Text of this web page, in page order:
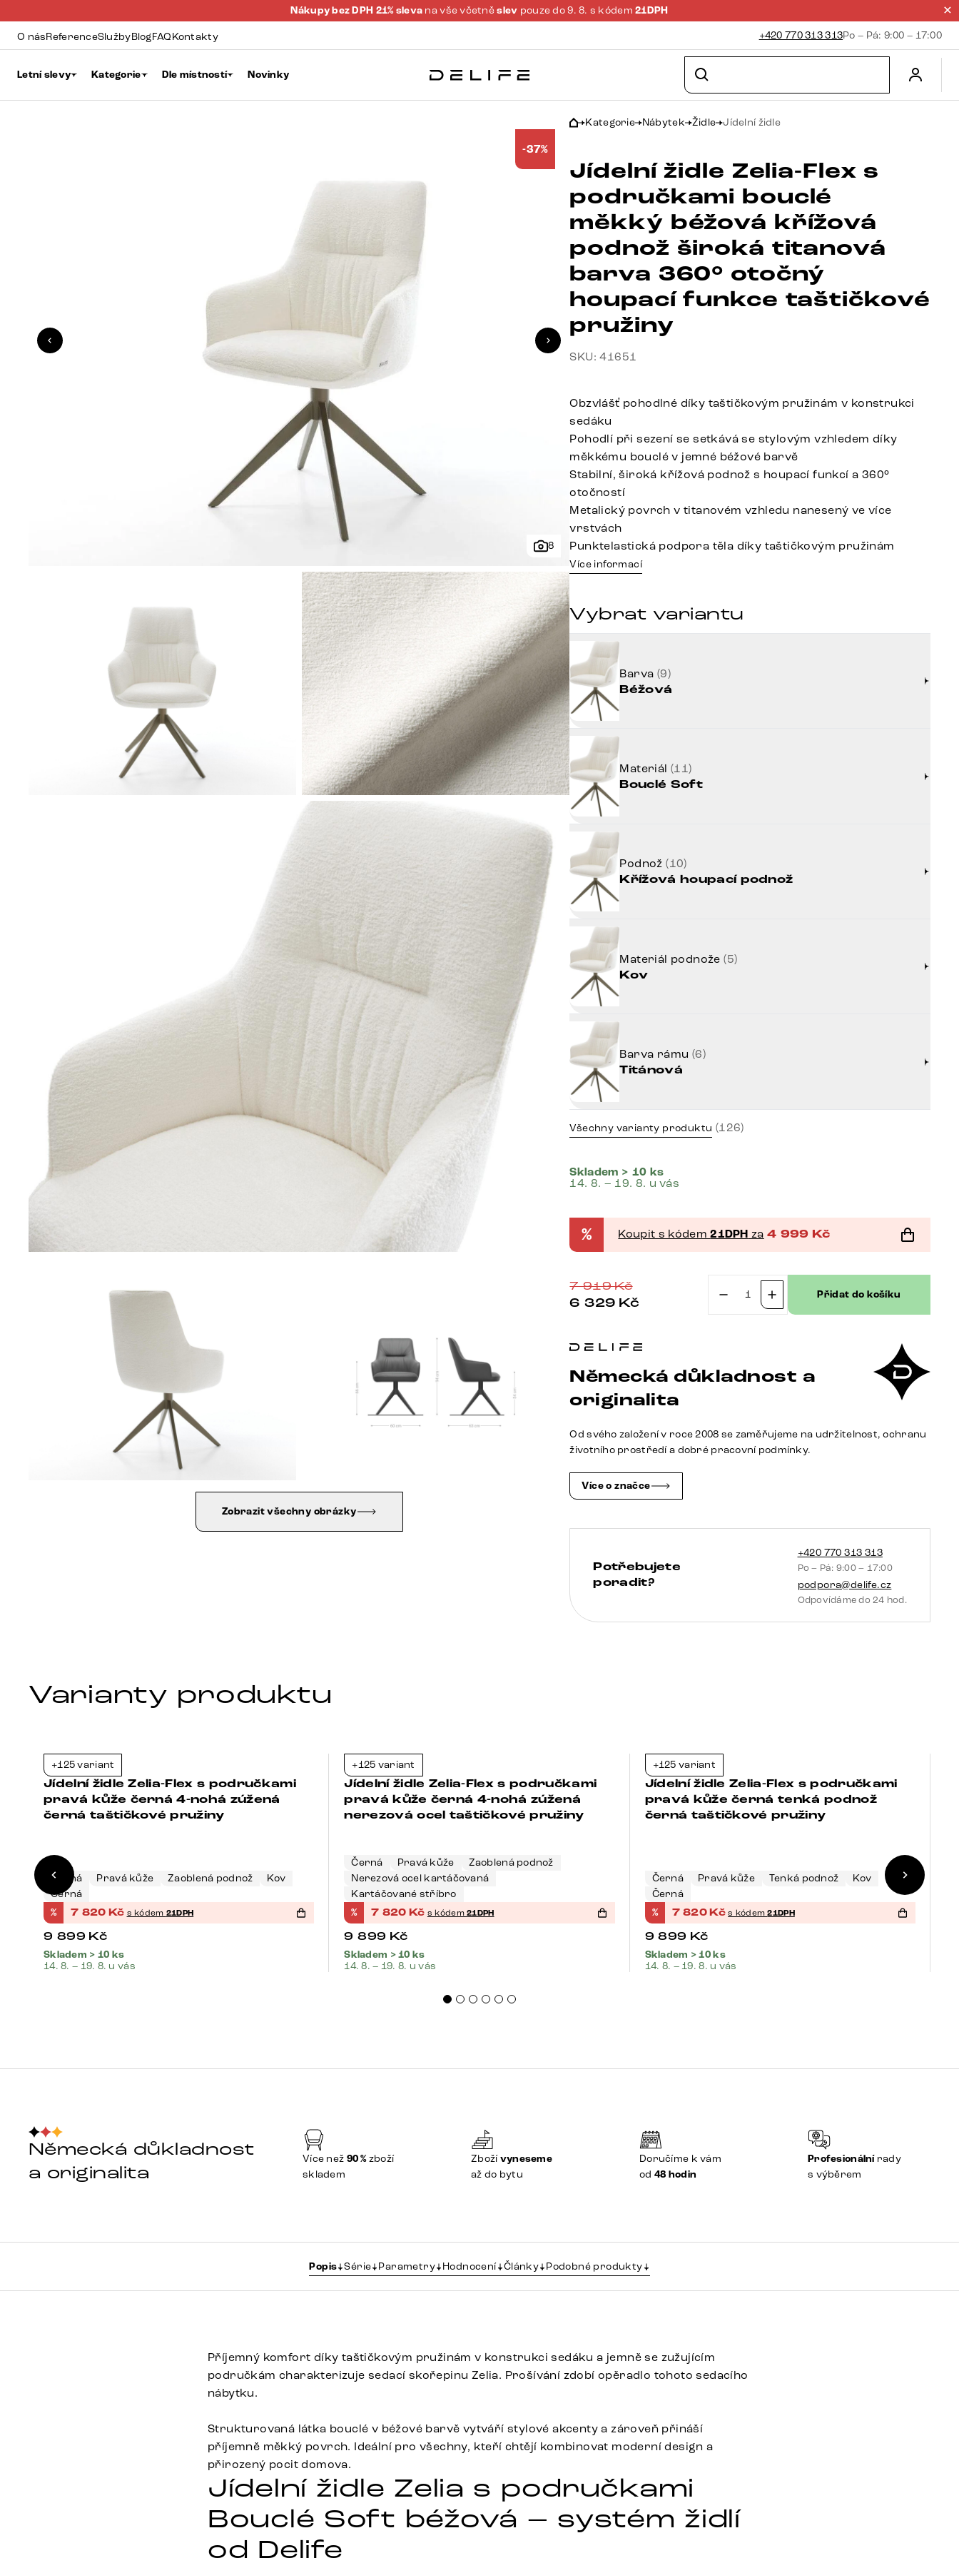
Nákupy bez DPH 21% sleva na vše včetněslev pouze do 9. 8. s kódem21DPH
O násReferenceSlužbyBlogFAQKontakty +420 770 313 313Po – Pá: 9:00 – 17:00
Letní slevy Kategorie Dle místností Novinky
8
-37%
Zobrazit všechny obrázky
Kategorie Nábytek Židle Jídelní židle
Jídelní židle Zelia-Flex s
područkami bouclé
měkký béžová křížová
podnož široká titanová
barva 360° otočný
houpací funkce taštičkové
pružiny
SKU: 41651
Obzvlášť pohodlné díky taštičkovým pružinám v konstrukci
sedáku
Pohodlí při sezení se setkává se stylovým vzhledem díky
měkkému bouclé v jemné béžové barvě
Stabilní, široká křížová podnož s houpací funkcí a 360°
otočností
Metalický povrch v titanovém vzhledu nanesený ve více
vrstvách
Punktelastická podpora těla díky taštičkovým pružinám
Více informací
Vybrat variantu
Barva (9)
Béžová
Materiál (11)
Bouclé Soft
Podnož(10)
Křížová houpací podnož
Materiál podnože(5)
Kov
Barva rámu (6)
Titánová
Všechny varianty produktu (126)
Skladem > 10 ks
14. 8. – 19. 8. u vás
% Koupit s kódem21DPH za 4 999 Kč
7 919Kč
6 329 Kč
s
měkký
béžová
taštičkové
Přidat do košíku
Německá důkladnost a
originalita
Od svého založení v roce 2008 se zaměřujeme na udržitelnost, ochranu
životního prostředí a dobré pracovní podmínky.
Více o značce
Potřebujete
poradit?
+420 770 313 313
Po – Pá: 9:00 – 17:00
podpora@delife.cz
Odpovídáme do 24 hod.
Varianty produktu
+125 variant
Jídelní židle Zelia-Flex s područkami
pravá kůže černá 4-nohá zúžená
černá taštičkové pružiny
Černá Pravá kůže Zaoblená podnož
Kov
Černá
% 7 820 Kč s kódem 21DPH
9 899 Kč
Skladem > 10 ks
14. 8. – 19. 8. u vás
+125 variant
Jídelní židle Zelia-Flex s područkami
pravá kůže černá 4-nohá zúžená
nerezová ocel taštičkové pružiny
Černá Pravá kůže
Zaoblená podnož
Nerezová ocel kartáčovaná
Kartáčované stříbro
% 7 820Kč s kódem21DPH
9 899 Kč
Skladem > 10 ks
14. 8. – 19. 8. u vás
+125 variant
Jídelní židle Zelia-Flex s područkami
pravá kůže černá tenká podnož
černá taštičkové pružiny
Černá Pravá kůže Tenká podnož
Kov
Černá
% 7 820Kč s kódem21DPH
9 899 Kč
Skladem > 10 ks
14. 8. – 19. 8. u vás
Německá důkladnost
a originalita
Více než 90 %zboží
skladem
Zbožívyneseme
až do bytu
Doručíme k vám
od 48 hodin
Profesionálnírady
s výběrem
Popis Série Parametry Hodnocení Články Podobné produkty
Příjemný komfort díky taštičkovým pružinám v konstrukci sedáku a jemně se zužujícím
područkám charakterizuje sedací skořepinu Zelia. Prošívání zdobí opěradlo tohoto sedacího
nábytku.
Strukturovaná látka bouclé v béžové barvě vytváří stylové akcenty a zároveň přináší
příjemně měkký povrch. Ideální pro všechny, kteří chtějí kombinovat moderní design a
přirozený pocit domova.
Jídelní židle Zelia s područkami
Bouclé Soft béžová – systém židlí
od Delife